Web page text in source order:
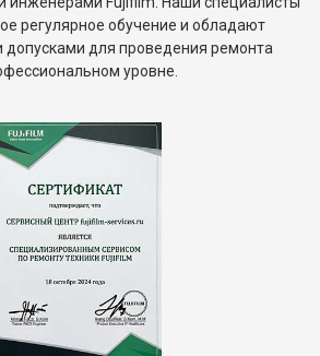
регулярное обучение и обладают
для проведения ремонта
уровне.